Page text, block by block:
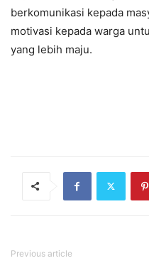
berkomunikasi kepada
motivasi kepada warga
yang lebih maju.
Previous article